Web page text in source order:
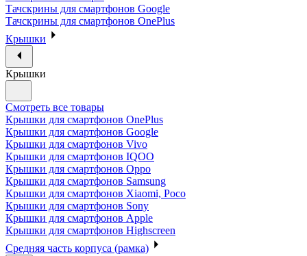
Тачскрины для смартфонов Google
Тачскрины для смартфонов OnePlus
Крышки
Крышки
Смотреть все товары
Крышки для смартфонов OnePlus
Крышки для смартфонов Google
Крышки для смартфонов Vivo
Крышки для смартфонов IQOO
Крышки для смартфонов Oppo
Крышки для смартфонов Samsung
Крышки для смартфонов Xiaomi, Poco
Крышки для смартфонов Sony
Крышки для смартфонов Apple
Крышки для смартфонов Highscreen
Средняя часть корпуса (рамка)